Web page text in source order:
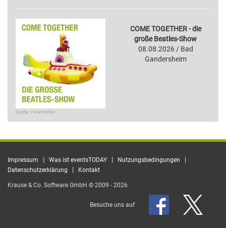
Quelle: Veranstalter
COME TOGETHER - die
große Beatles-Show
08.08.2026 / Bad
Gandersheim
Impressum | Was ist eventsTODAY | Nutzungsbedingungen |
Datenschutzerklärung | Kontakt
Krause & Co. Software GmbH © 2009 - 2026
Besuche uns auf